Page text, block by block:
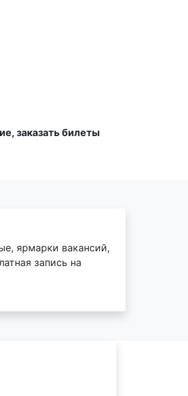
заказать билеты
ярмарки вакансий,
запись на